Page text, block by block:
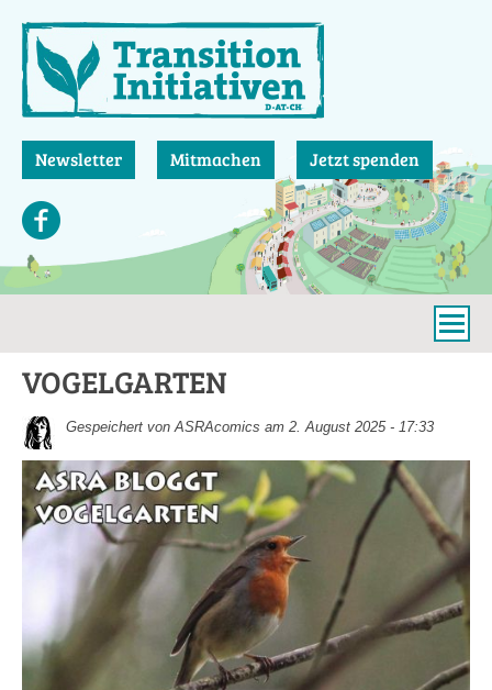
zum
Inhalt
Newsletter Mitmachen Jetzt spenden
VOGELGARTEN
Gespeichert vonASRAcomics am 2. August 2025 - 17:33